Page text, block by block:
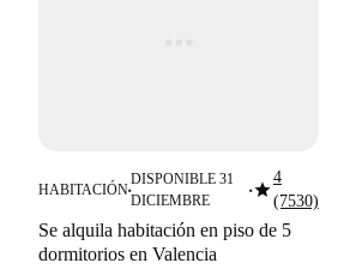
HABITACIÓN■
DISPONIBLE 31
DICIEMBRE
■star4
(7530)
Se alquila habitación en piso de 5
dormitorios en Valencia